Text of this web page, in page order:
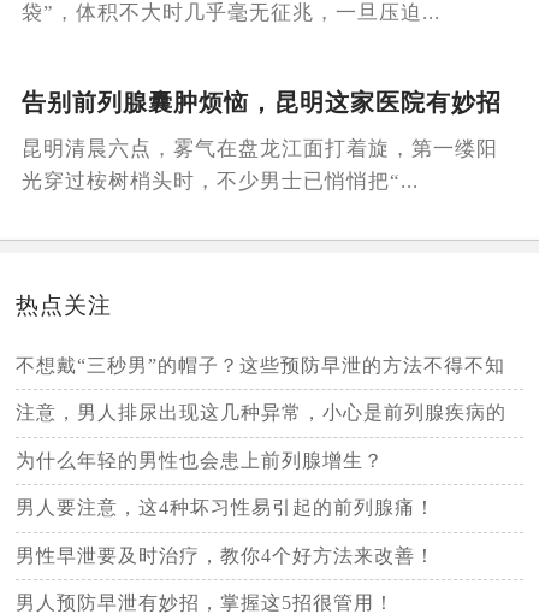
袋”，体积不大时几乎毫无征兆，一旦压迫...
告别前列腺囊肿烦恼，昆明这家医院有妙招
昆明清晨六点，雾气在盘龙江面打着旋，第一缕阳
光穿过桉树梢头时，不少男士已悄悄把“...
热点关注
不想戴“三秒男”的帽子？这些预防早泄的方法不得不知
注意，男人排尿出现这几种异常，小心是前列腺疾病的
信号
为什么年轻的男性也会患上前列腺增生？
男人要注意，这4种坏习性易引起的前列腺痛！
男性早泄要及时治疗，教你4个好方法来改善！
男人预防早泄有妙招，掌握这5招很管用！